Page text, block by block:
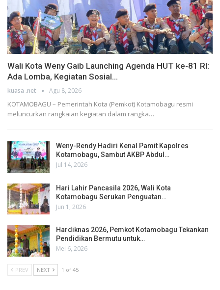
Wali Kota Weny Gaib Launching Agenda HUT ke-81 RI:
Ada Lomba, Kegiatan Sosial…
kuasa .net Agu 8, 2026
KOTAMOBAGU – Pemerintah Kota (Pemkot) Kotamobagu resmi
meluncurkan rangkaian kegiatan dalam rangka…
Weny-Rendy Hadiri Kenal Pamit Kapolres
Kotamobagu, Sambut AKBP Abdul…
Jul 14, 2026
Hari Lahir Pancasila 2026, Wali Kota
Kotamobagu Serukan Penguatan…
Jun 1, 2026
Hardiknas 2026, Pemkot Kotamobagu Tekankan
Pendidikan Bermutu untuk…
Mei 6, 2026
PREV NEXT 1 of 45